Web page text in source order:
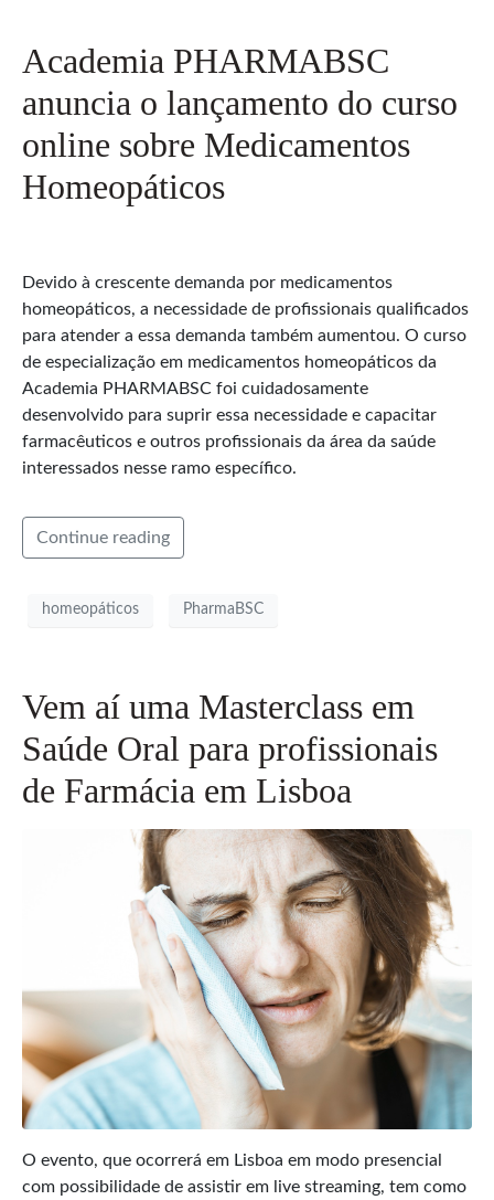
Academia PHARMABSC
anuncia o lançamento do curso
online sobre Medicamentos
Homeopáticos
Devido à crescente demanda por medicamentos
homeopáticos, a necessidade de profissionais qualificados
para atender a essa demanda também aumentou. O curso
de especialização em medicamentos homeopáticos da
Academia PHARMABSC foi cuidadosamente
desenvolvido para suprir essa necessidade e capacitar
farmacêuticos e outros profissionais da área da saúde
interessados nesse ramo específico.
Continue reading
homeopáticos PharmaBSC
Vem aí uma Masterclass em
Saúde Oral para profissionais
de Farmácia em Lisboa
O evento, que ocorrerá em Lisboa em modo presencial
com possibilidade de assistir em live streaming, tem como